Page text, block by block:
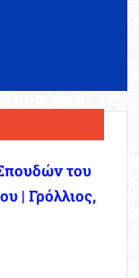
του
| Γρόλλιος,